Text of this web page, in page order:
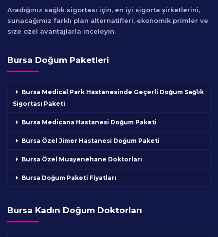
Aradığınız sağlık sigortası için, en iyi sigorta şirketlerini,
sunacağımız farklı plan alternatifleri, ekonomik primler ve
size özel avantajlarla inceleyin.
Bursa Doğum Paketleri
Bursa Medical Park Hastanesinde Geçerli Doğum Sağlık
Sigortası Paketi
Bursa Medicana Hastanesi Doğum Paketi
Bursa Özel Jimer Hastanesi Doğum Paketi
Bursa Özel Muayenehane Doktorları
Bursa Doğum Paketi Fiyatları
Bursa Kadın Doğum Doktorları